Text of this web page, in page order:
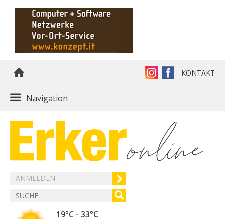
IT KONTAKT
Navigation
ANMELDEN
19°C - 33°C